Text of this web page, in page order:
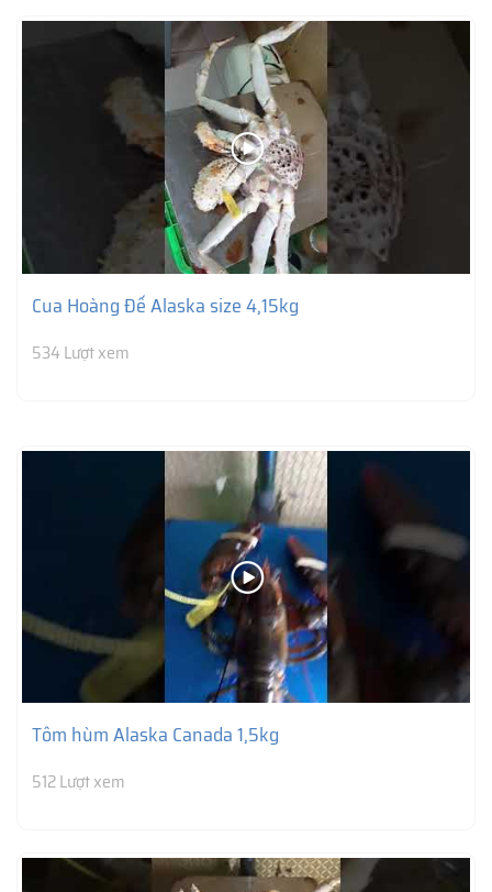
Cua Hoàng Đế Alaska size 4,15kg
534 Lượt xem
Tôm hùm Alaska Canada 1,5kg
512 Lượt xem